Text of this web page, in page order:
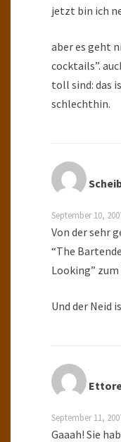
jetzt bin ich
aber es geht
cocktails”.
toll sind: das
schlechthin.
September 10,
Von der sehr
“The
Looking”
Und der Neid
September 11,
Gaaah! Sie